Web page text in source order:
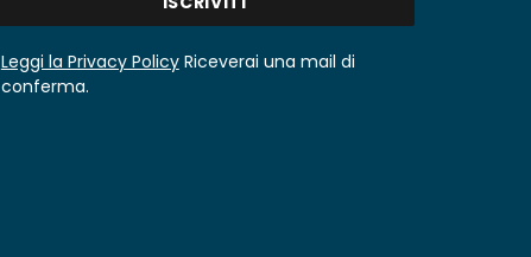
Leggi la Privacy PolicyRiceverai una mail di
conferma.